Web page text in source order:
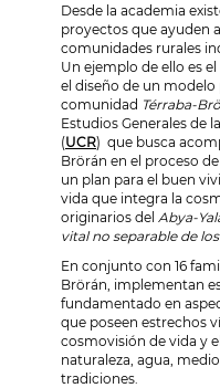
Desde la academia
proyectos que ayuden
comunidades rurales
Un ejemplo de ello es
el diseño de un modelo
comunidad Térraba-
Estudios Generales de
(UCR) que busca
Brörán en el proceso
un plan para el buen
vida que integra la
originarios del Abya-
vital no separable de
En conjunto con 16
Brörán, implementan
fundamentado en
que poseen estrechos
cosmovisión de vida y
naturaleza, agua,
tradiciones.